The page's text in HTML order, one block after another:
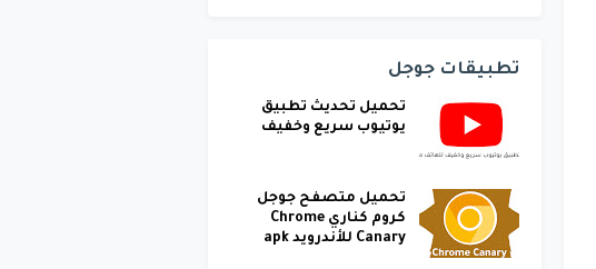
تطبيقات جوجل
تحميل تحديث تطبيق
يوتيوب سريع وخفيف
تحميل متصفح جوجل
كروم كناري Chrome
Canary للأندرويد apk